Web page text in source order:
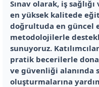
Sınav olarak, iş
en yüksek kalitede
doğrultuda en güncel
metodolojilerle
sunuyoruz.
pratik becerilerle
ve güvenliği alanında
oluşturmalarına